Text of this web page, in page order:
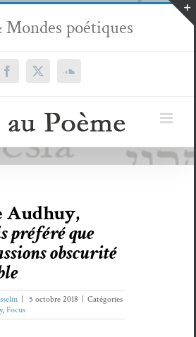
Mondes poétiques
Facebook
X SoundCloud
Audhuy,
préféré que
obscurité
5 octobre 2018
Catégories
, Focus